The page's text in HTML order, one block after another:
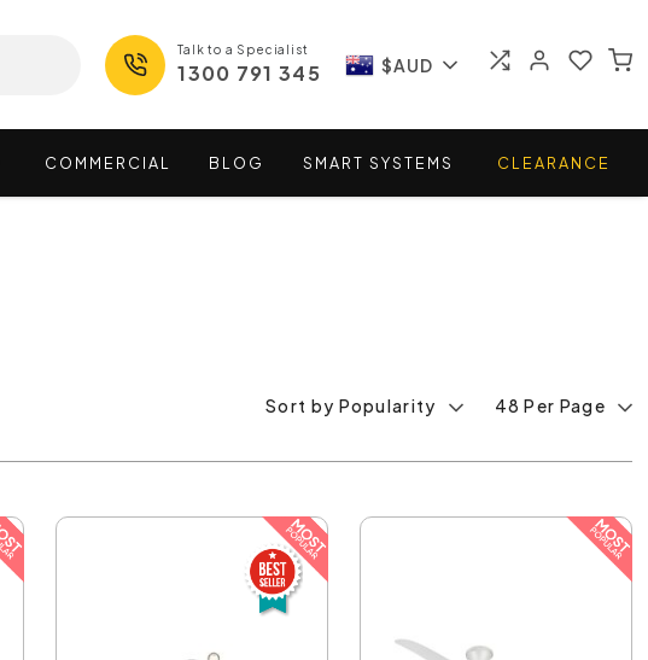
Talk to a Specialist
1300 791 345 $AUD
COMMERCIAL BLOG SMART SYSTEMS CLEARANCE
Sort by Popularity 48 Per Page